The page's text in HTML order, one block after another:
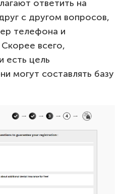
ответить на
с другом вопросов,
телефона и
всего,
есть цель
могут составлять базу